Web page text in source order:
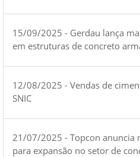
15/09/2025 - Gerdau lança
em estruturas de concreto
12/08/2025 - Vendas de
SNIC
21/07/2025 - Topcon anuncia
para expansão no setor de